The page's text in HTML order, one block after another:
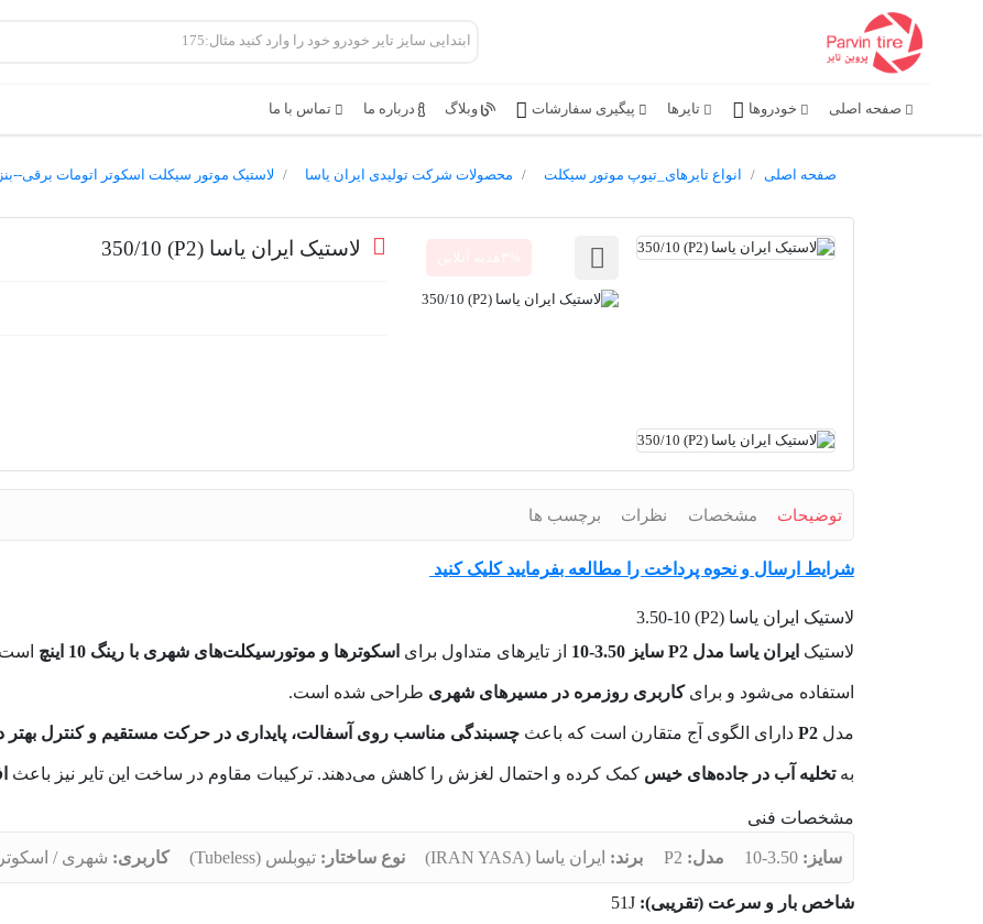
صفحه اصلی خودروها تایرها پیگیری سفارشات وبلاگ درباره ما تماس با ما
صفحه اصلی انواع تایرهای_تیوپ موتور سیکلت محصولات شرکت تولیدی ایران یاسا لاستیک موتور سیکلت اسکوتر اتومات برقی--
لاستیک ایران یاسا (P2) 350/10
توضیحات مشخصات نظرات برچسب ها
شرایط ارسال و نحوه پرداخت را مطالعه بفرمایید کلیک کنید
لاستیک ایران یاسا (P2) 3.50-10
لاستیک ایران یاسا مدل P2 سایز 3.50-10 از تایرهای متداول برای اسکوترها و موتورسیکلت‌های شهری با رینگ 10 اینچ
استفاده می‌شود و برایکاربری روزمره در مسیرهای شهری طراحی شده است.
مدل P2 دارای الگوی آج متقارن است که باعث چسبندگی مناسب روی آسفالت، پایداری در حرکت مستقیم و کنترل بهتر
بهتخلیه آب در جاده‌های خیس کمک کرده و احتمال لغزش را کاهش می‌دهند. ترکیبات مقاوم در ساخت این تایر نیز باعث
مشخصات فنی
سایز: مدل: برند: ایران یاسا (IRAN YASA) نوع ساختار: تیوبلس (Tubeless) کاربری: شهری / اسکوتر
شاخص بار و سرعت (تقریبی):